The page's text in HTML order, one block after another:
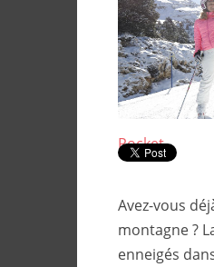
Pocket
Avez-vous
montagne ?
enneigés